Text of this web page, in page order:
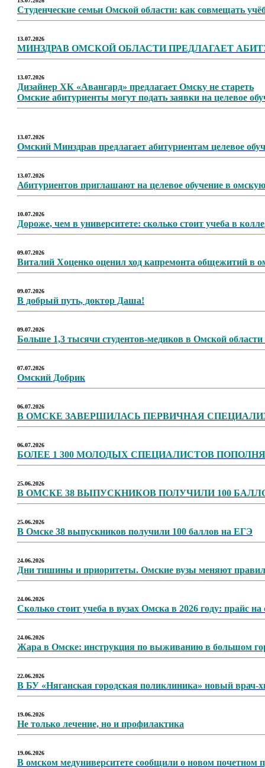
Студенческие семьи Омской области: как совмещать
13.07.2026
МИНЗДРАВ ОМСКОЙ ОБЛАСТИ ПРЕДЛАГАЕТ
13.07.2026
Дизайнер ХК «Авангард» предлагает Омску не стареть
Омские абитуриенты могут подать заявки на целевое
13.07.2026
Омский Минздрав предлагает абитуриентам целевое
13.07.2026
Абитуриентов приглашают на целевое обучение в
10.07.2026
Дороже, чем в университете: сколько стоит учеба в
09.07.2026
Виталий Хоценко оценил ход капремонта общежитий в
09.07.2026
В добрый путь, доктор Даша!
09.07.2026
Больше 1,3 тысячи студентов-медиков в Омской области
07.07.2026
Омский Добрик
06.07.2026
В ОМСКЕ ЗАВЕРШИЛАСЬ ПЕРВИЧНАЯ
06.07.2026
БОЛЕЕ 1 300 МОЛОДЫХ СПЕЦИАЛИСТОВ
25.06.2026
В ОМСКЕ 38 ВЫПУСКНИКОВ ПОЛУЧИЛИ 100
25.06.2026
В Омске 38 выпускников получили 100 баллов на ЕГЭ
24.06.2026
Дни тишины и приоритеты. Омские вузы меняют
24.06.2026
Сколько стоит учеба в вузах Омска в 2026 году: прайс
24.06.2026
Жара в Омске: инструкция по выживанию в большом
22.06.2026
В БУ «Няганская городская поликлиника» новый врач-
19.06.2026
Не только лечение, но и профилактика
19.06.2026
В омском медуниверситете сообщили о новом почетном